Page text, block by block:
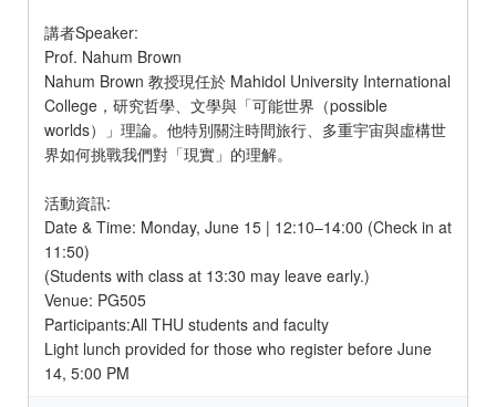
講者Speaker:
Prof. Nahum Brown
Nahum Brown 教授現任於 Mahidol University International
College，研究哲學、文學與「可能世界（possible
worlds）」理論。他特別關注時間旅行、多重宇宙與虛構世
界如何挑戰我們對「現實」的理解。
活動資訊:
Date & Time: Monday, June 15 | 12:10–14:00 (Check in at
11:50)
(Students with class at 13:30 may leave early.)
Venue: PG505
Participants:All THU students and faculty
Light lunch provided for those who register before June
14, 5:00 PM